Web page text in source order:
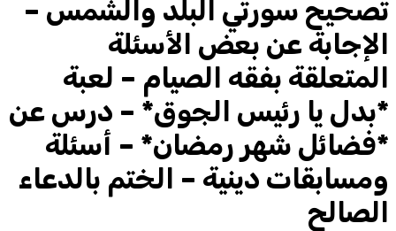
تصحيح سورتي البلد والشمس –
الإجابة عن بعض الأسئلة
المتعلقة بفقه الصيام – لعبة
*بدل يا رئيس الجوق* – درس عن
*فضائل شهر رمضان* – أسئلة
ومسابقات دينية – الختم بالدعاء
الصالح